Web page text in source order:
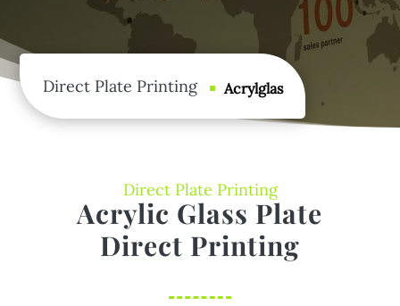
Direct Plate Printing Acrylglas
Direct Plate Printing
Acrylic Glass Plate
Direct Printing